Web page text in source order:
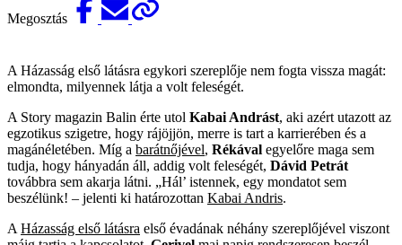
Megosztás
A Házasság első látásra egykori szereplője nem fogta vissza magát:
elmondta, milyennek látja a volt feleségét.
A Story magazin Balin érte utol Kabai Andrást, aki azért utazott az
egzotikus szigetre, hogy rájöjjön, merre is tart a karrierében és a
magánéletében. Míg a barátnőjével, Rékával egyelőre maga sem
tudja, hogy hányadán áll, addig volt feleségét, Dávid Petrát
továbbra sem akarja látni. „Hál’ istennek, egy mondatot sem
beszélünk! – jelenti ki határozottan Kabai Andris.
A Házasság első látásra első évadának néhány szereplőjével viszont